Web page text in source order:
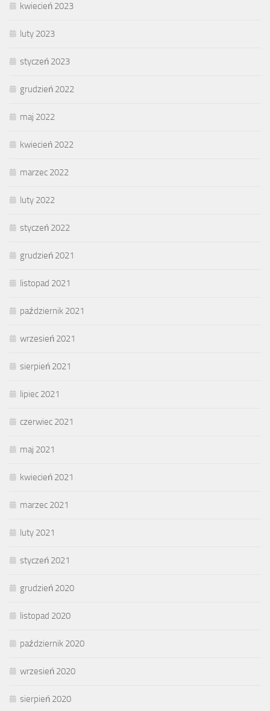
kwiecień 2023
luty 2023
styczeń 2023
grudzień 2022
maj 2022
kwiecień 2022
marzec 2022
luty 2022
styczeń 2022
grudzień 2021
listopad 2021
październik 2021
wrzesień 2021
sierpień 2021
lipiec 2021
czerwiec 2021
maj 2021
kwiecień 2021
marzec 2021
luty 2021
styczeń 2021
grudzień 2020
listopad 2020
październik 2020
wrzesień 2020
sierpień 2020